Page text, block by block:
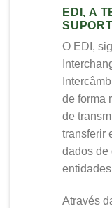
EDI, A
O EDI,
de forma
de
transferir
dados de
Através